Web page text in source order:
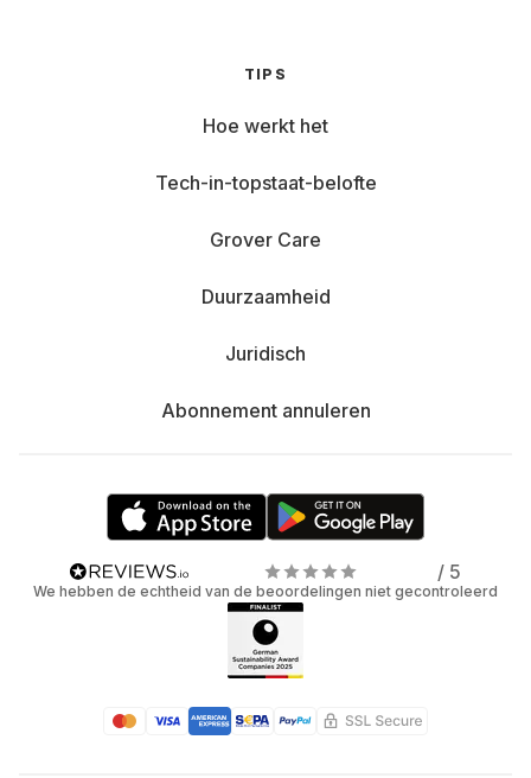
TIPS
Hoe werkt het
Tech-in-topstaat-belofte
Grover Care
Duurzaamheid
Juridisch
Abonnement annuleren
/ 5
We hebben de echtheid van de beoordelingen niet gecontroleerd